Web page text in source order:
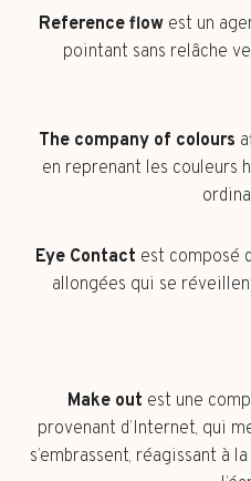
Reference flow est un
pointant sans relâche
The company of colours
en reprenant les couleurs
Eye Contact est composé
allongées qui se
Make out est une
provenant d’Internet, qui
s’embrassent, réagissant à